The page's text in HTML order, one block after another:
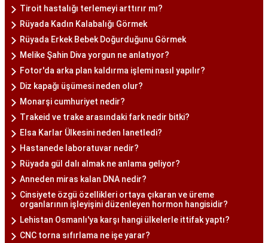
Tiroit hastalığı terlemeyi arttırır mı?
Rüyada Kadın Kalabalığı Görmek
Rüyada Erkek Bebek Doğurduğunu Görmek
Melike Şahin Diva yorgun ne anlatıyor?
Fotor'da arka plan kaldırma işlemi nasıl yapılır?
Diz kapağı üşümesi neden olur?
Monarşi cumhuriyet nedir?
Trakeid ve trake arasındaki fark nedir bitki?
Elsa Karlar Ülkesini neden lanetledi?
Hastanede laboratuvar nedir?
Rüyada gül dalı almak ne anlama geliyor?
Anneden miras kalan DNA nedir?
Cinsiyete özgü özellikleri ortaya çıkaran ve üreme
organlarının işleyişini düzenleyen hormon hangisidir?
Lehistan Osmanlı'ya karşı hangi ülkelerle ittifak yaptı?
CNC torna sıfırlama ne işe yarar?